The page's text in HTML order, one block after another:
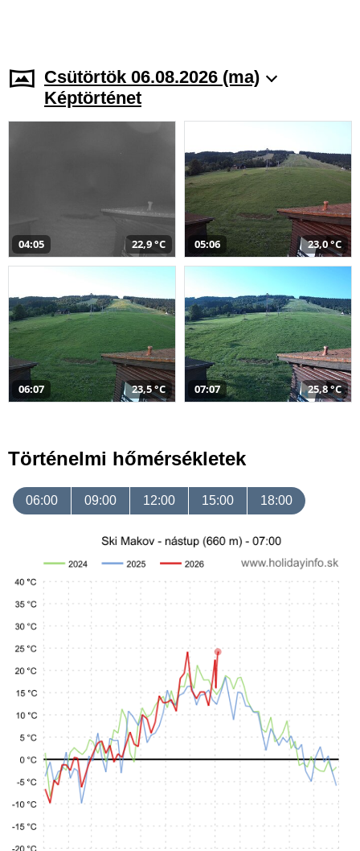
Csütörtök 06.08.2026 (ma)
Képtörténet
04:05 22,9 °C 05:06 23,0 °C
06:07 23,5 °C 07:07 25,8 °C
Történelmi hőmérsékletek
06:00 09:00 12:00 15:00 18:00